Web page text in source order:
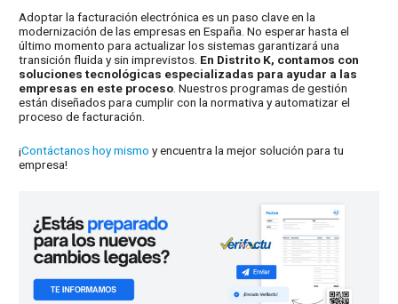
Adoptar la facturación electrónica es un paso clave en la
modernización de las empresas en España. No esperar hasta el
último momento para actualizar los sistemas garantizará una
transición fluida y sin imprevistos. En Distrito K, contamos con
soluciones tecnológicas especializadas para ayudar a las
empresas en este proceso . Nuestros programas de gestión
están diseñados para cumplir con la normativa y automatizar el
proceso de facturación.
¡Contáctanos hoy mismo y encuentra la mejor solución para tu
empresa!